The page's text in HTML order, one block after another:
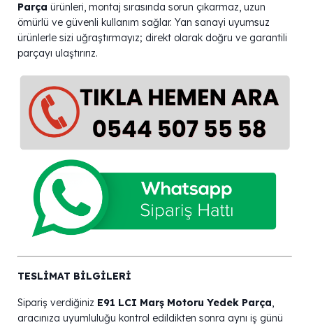
Parça ürünleri, montaj sırasında sorun çıkarmaz, uzun
ömürlü ve güvenli kullanım sağlar. Yan sanayi uyumsuz
ürünlerle sizi uğraştırmayız; direkt olarak doğru ve garantili
parçayı ulaştırırız.
TESLİMAT BİLGİLERİ
Sipariş verdiğiniz E91 LCI Marş Motoru Yedek Parça,
aracınıza uyumluluğu kontrol edildikten sonra aynı iş günü